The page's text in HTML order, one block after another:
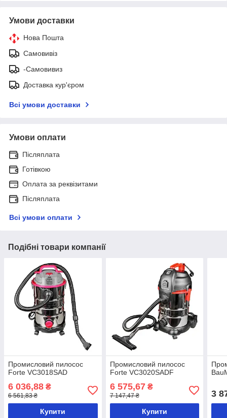
Умови доставки
Нова Пошта
Самовивіз
-Самовивиз
Доставка кур'єром
Всі умови доставки
Умови оплати
Післяплата
Готівкою
Оплата за реквізитами
Післяплата
Всі умови оплати
Подібні товари компанії
Промисловий пилосос
Forte VC3018SAD
6 036,88 ₴
6 561,83 ₴
Купити
Промисловий пилосос
Forte VC3020SADF
6 575,67₴
7 147,47 ₴
Купити
3